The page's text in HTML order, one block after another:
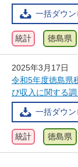
一括ダウ
統計 徳島県
2025年3月17日
令和5年度徳島県
び収入に関する調
一括ダウ
統計 徳島県